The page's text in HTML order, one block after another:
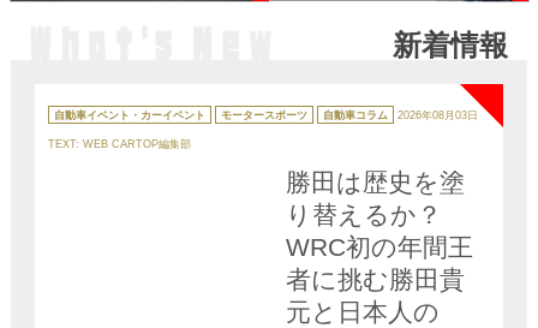
新着情報
テ
ゴ
ー
自動車イベント・カーイベント モータースポーツ 自動車コラム 2026年08月03日
TEXT: WEB CARTOP編集部
NEW
勝田は歴史を塗
り替えるか？
WRC初の年間王
者に挑む勝田貴
元と日本人の